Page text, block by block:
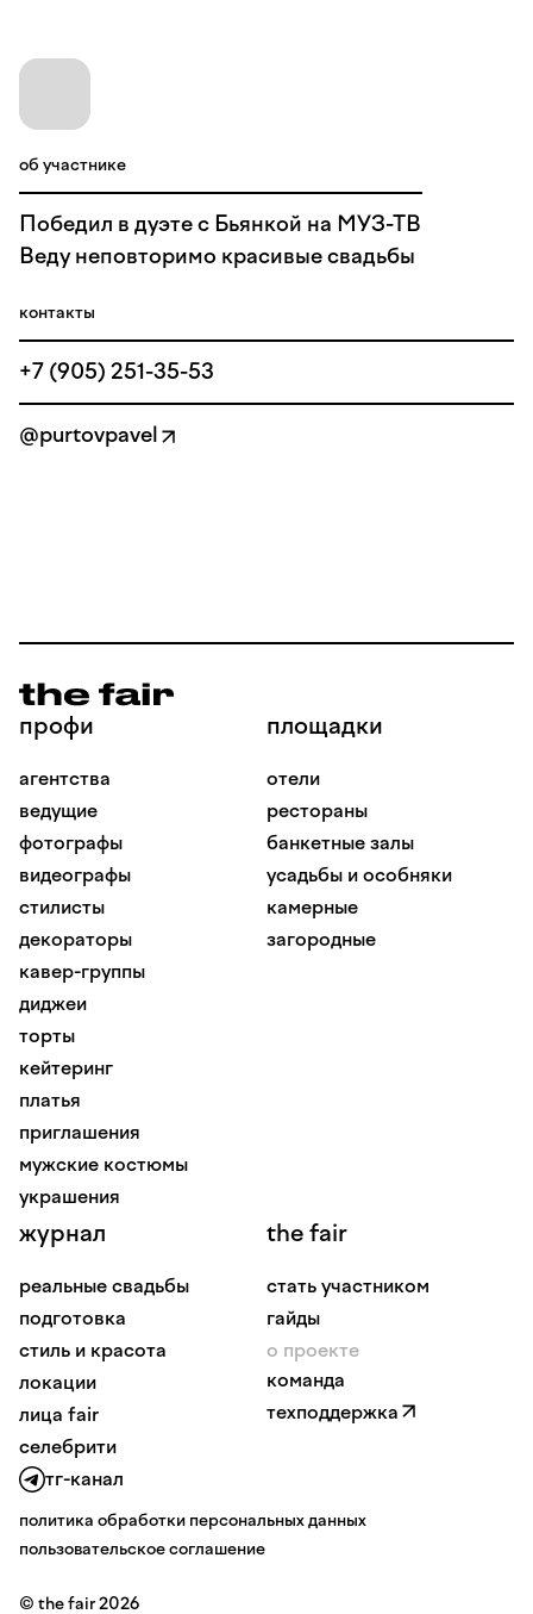
об участнике
Победил в дуэте с Бьянкой на МУЗ-ТВ
Веду неповторимо красивые свадьбы
контакты
+7 (905) 251-35-53
@purtovpavel
профи
агентства
ведущие
фотографы
видеографы
стилисты
декораторы
кавер-группы
диджеи
торты
кейтеринг
платья
приглашения
мужские костюмы
украшения
площадки
отели
рестораны
банкетные залы
усадьбы и особняки
камерные
загородные
журнал
реальные свадьбы
подготовка
стиль и красота
локации
лица fair
селебрити
the fair
стать участником
гайды
о проекте
команда
техподдержка
тг-канал
политика обработки персональных данных
пользовательское соглашение
© the fair 2026